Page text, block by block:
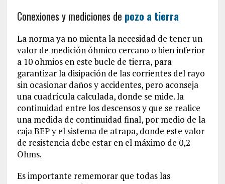
Conexiones y mediciones de pozo a tierra
La norma ya no mienta la necesidad de tener un
valor de medición óhmico cercano o bien inferior
a 10 ohmios en este bucle de tierra, para
garantizar la disipación de las corrientes del rayo
sin ocasionar daños y accidentes, pero aconseja
una cuadrícula calculada, donde se mide. la
continuidad entre los descensos y que se realice
una medida de continuidad final, por medio de la
caja BEP y el sistema de atrapa, donde este valor
de resistencia debe estar en el máximo de 0,2
Ohms.
Es importante rememorar que todas las